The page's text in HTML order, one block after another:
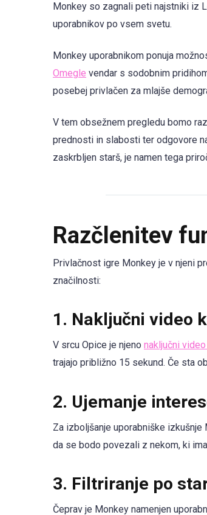
Monkey so zagnali peti najstniki iz
uporabnikov po vsem svetu.
Monkey uporabnikom ponuja
Omegle vendar s sodobnim
posebej privlačen za mlajše
V tem obsežnem pregledu bomo
prednosti in slabosti ter odgovore
zaskrbljen starš, je namen tega
Razčlenitev
Privlačnost igre Monkey je v njeni
značilnosti:
1. Naključni video
V srcu Opice je njeno naključni
trajajo približno 15 sekund. Če sta
2. Ujemanje
Za izboljšanje uporabniške
da se bodo povezali z nekom, ki
3. Filtriranje po
Čeprav je Monkey namenjen